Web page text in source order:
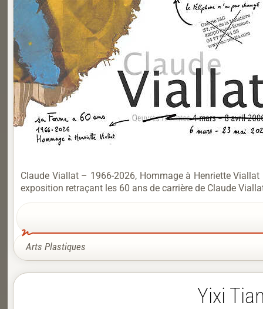
Claude Viallat – 1966-2026, Hommage à Henriette
exposition retraçant les 60 ans de carrière de Claude
Arts Plastiques
Yixi